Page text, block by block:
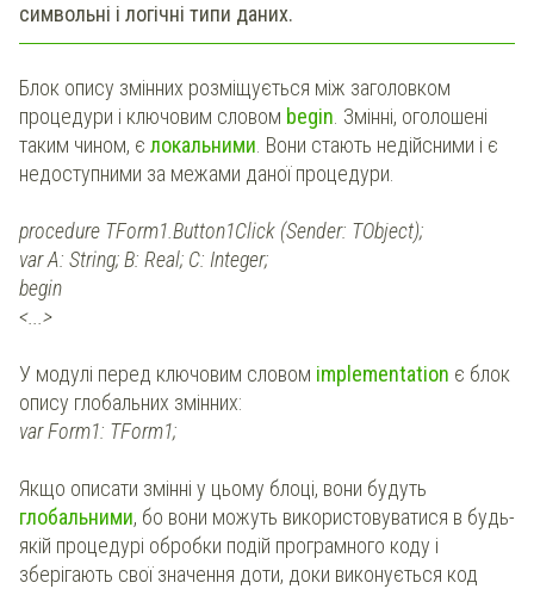
символьні і логічні типи даних.
Блок опису змінних розміщується між заголовком
процедури і ключовим словом begin. Змінні, оголошені
таким чином, є локальними. Вони стають недійсними і є
недоступними за межами даної процедури.
procedure TForm1.Button1Click (Sender: TObject);
var A: String; B: Real; C: Integer;
begin
<...>
У модулі перед ключовим словом implementation є блок
опису глобальних змінних:
var Form1: TForm1;
Якщо описати змінні у цьому блоці, вони будуть
глобальними, бо вони можуть використовуватися в будь-
якій процедурі обробки подій програмного коду і
зберігають свої значення доти, доки виконується код